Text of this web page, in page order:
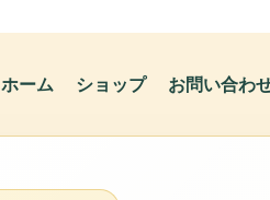
ホーム ショップ お問い合わ